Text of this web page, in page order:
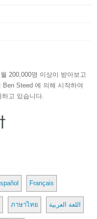
200,000명 이상이 받아보고
Ben Steed 에 의해 시작하여
고 있습니다.
Français
ภาษาไทย اللغة العربية